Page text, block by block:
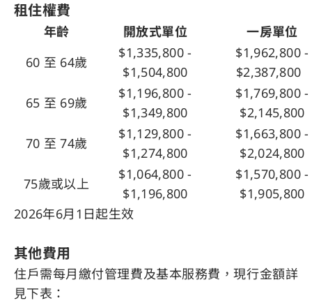
租住權費
年齡 開放式單位
一房單位
60 至 64歲
$1,335,800 -
$1,504,800
$1,962,800 -
$2,387,800
65 至 69歲
$1,196,800 -
$1,349,800
$1,769,800 -
$2,145,800
70 至 74歲
$1,129,800 -
$1,274,800
$1,663,800 -
$2,024,800
75歲或以上
$1,064,800 -
$1,196,800
$1,570,800 -
$1,905,800
2026年6月1日起生效
其他費用
住戶需每月繳付管理費及基本服務費，現行金額詳
見下表：